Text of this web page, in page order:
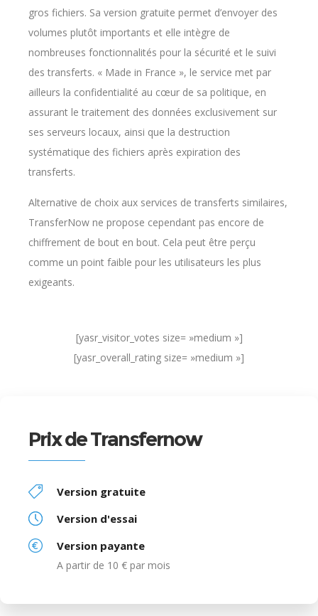
gros fichiers. Sa version gratuite permet d’envoyer des
volumes plutôt importants et elle intègre de
nombreuses fonctionnalités pour la sécurité et le suivi
des transferts. « Made in France », le service met par
ailleurs la confidentialité au cœur de sa politique, en
assurant le traitement des données exclusivement sur
ses serveurs locaux, ainsi que la destruction
systématique des fichiers après expiration des
transferts.
Alternative de choix aux services de transferts similaires,
TransferNow ne propose cependant pas encore de
chiffrement de bout en bout. Cela peut être perçu
comme un point faible pour les utilisateurs les plus
exigeants.
[yasr_visitor_votes size= »medium »]
[yasr_overall_rating size= »medium »]
Prix de Transfernow
Version gratuite
Version d'essai
Version payante
A partir de 10 € par mois